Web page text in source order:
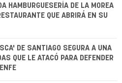
HAMBURGUESERÍA DE LA MOREA
QUE ABRIRÁ EN SU
DE SANTIAGO SEGURA A UNA
QUE LE ATACÓ PARA DEFENDER